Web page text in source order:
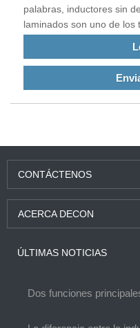
palabras, inductores sin
laminados son uno de los
materiales magnéticos sin
CONTÁCTENOS
ACERCA DECON
ÚLTIMAS NOTICIAS
Dos funciones